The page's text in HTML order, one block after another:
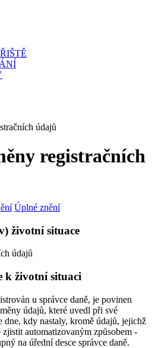
údajů
registračních
Úplné znění
životní situace
údajů
k životní situaci
u správce daně, je povinen
údajů, které uvedl při své
dne, kdy nastaly, kromě údajů, jejichž
zjistit automatizovaným způsobem -
na úřední desce správce daně.